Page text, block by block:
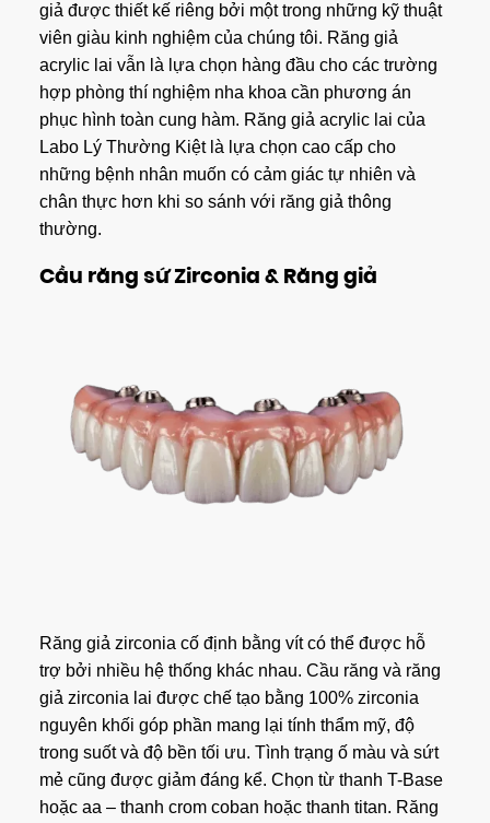
giả được thiết kế riêng bởi một trong những kỹ thuật
viên giàu kinh nghiệm của chúng tôi. Răng giả
acrylic lai vẫn là lựa chọn hàng đầu cho các trường
hợp phòng thí nghiệm nha khoa cần phương án
phục hình toàn cung hàm. Răng giả acrylic lai của
Labo Lý Thường Kiệt là lựa chọn cao cấp cho
những bệnh nhân muốn có cảm giác tự nhiên và
chân thực hơn khi so sánh với răng giả thông
thường.
Cầu răng sứ Zirconia & Răng giả
Răng giả zirconia cố định bằng vít có thể được hỗ
trợ bởi nhiều hệ thống khác nhau. Cầu răng và răng
giả zirconia lai được chế tạo bằng 100% zirconia
nguyên khối góp phần mang lại tính thẩm mỹ, độ
trong suốt và độ bền tối ưu. Tình trạng ố màu và sứt
mẻ cũng được giảm đáng kể. Chọn từ thanh T-Base
hoặc aa – thanh crom coban hoặc thanh titan. Răng